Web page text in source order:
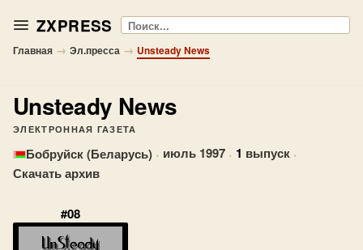
ZXPRESS Поиск
Главная → Эл.пресса → Unsteady News
Unsteady News
ЭЛЕКТРОННАЯ ГАЗЕТА
Бобруйск (Беларусь) · июль 1997 · 1 выпуск ·
Скачать архив
#08